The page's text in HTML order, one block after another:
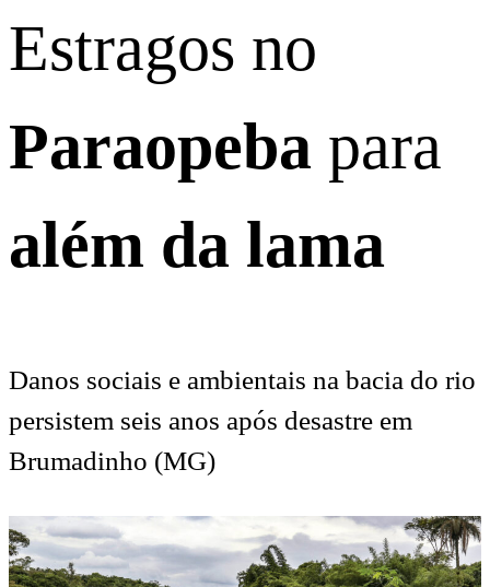
Estragos no
Paraopeba para
além da lama
Danos sociais e ambientais na bacia do rio
persistem seis anos após desastre em
Brumadinho (MG)